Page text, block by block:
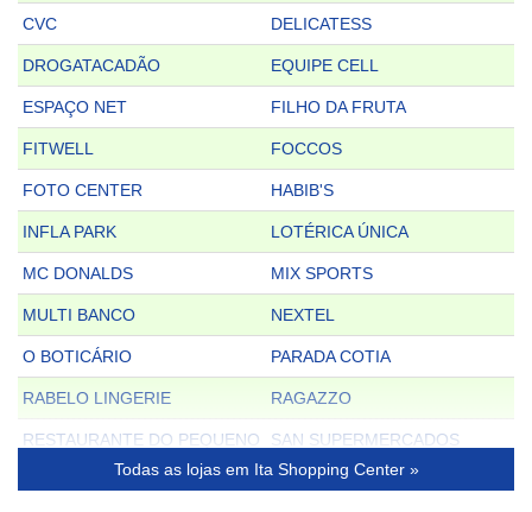
CVC DELICATESS
DROGATACADÃO EQUIPE CELL
ESPAÇO NET FILHO DA FRUTA
FITWELL FOCCOS
FOTO CENTER HABIB'S
INFLA PARK LOTÉRICA ÚNICA
MC DONALDS MIX SPORTS
MULTI BANCO NEXTEL
O BOTICÁRIO PARADA COTIA
RABELO LINGERIE RAGAZZO
RESTAURANTE DO PEQUENO SAN SUPERMERCADOS
SÓBRANCELHAS SOUL
Todas as lojas em Ita Shopping Center »